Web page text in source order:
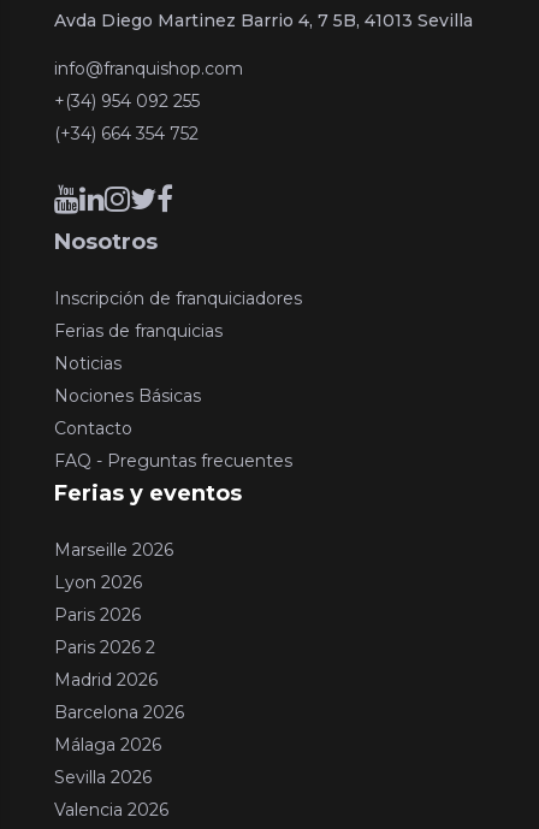
Avda Diego Martinez Barrio 4, 7 5B, 41013 Sevilla
info@franquishop.com
+(34) 954 092 255
(+34) 664 354 752
Nosotros
Inscripción de franquiciadores
Ferias de franquicias
Noticias
Nociones Básicas
Contacto
FAQ - Preguntas frecuentes
Ferias y eventos
Marseille 2026
Lyon 2026
Paris 2026
Paris 2026 2
Madrid 2026
Barcelona 2026
Málaga 2026
Sevilla 2026
Valencia 2026